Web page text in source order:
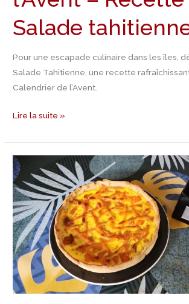
Salade
Pour une escapade culinaire dans les îles,
Salade Tahitienne, une recette
Calendrier de l’Avent.
Lire la suite »
Jour
22
Calendrier
de
l’Avent
–
C’est
l’été
avec